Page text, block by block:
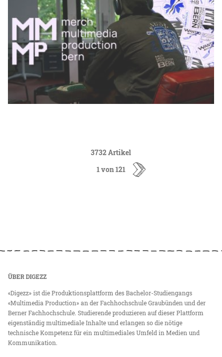
3732 Artikel
1 von 121
ÜBER DIGEZZ
«Digezz» ist die Produktionsplattform des Bachelor-Studiengangs
«Multimedia Production» an der Fachhochschule Graubünden und der
Berner Fachhochschule. Studierende produzieren auf dieser Plattform
eigenständig multimediale Inhalte und erlangen so die nötige
technische Kompetenz für ein multimediales Umfeld in Medien und
Kommunikation.